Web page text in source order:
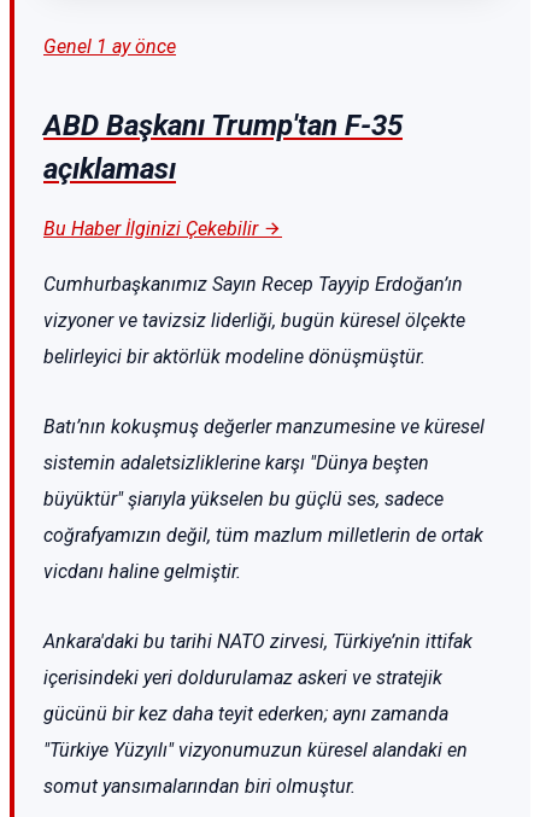
Genel 1 ay önce
ABD Başkanı Trump'tan F-35
açıklaması
Bu Haber İlginizi Çekebilir
Cumhurbaşkanımız Sayın Recep Tayyip Erdoğan’ın
vizyoner ve tavizsiz liderliği, bugün küresel ölçekte
belirleyici bir aktörlük modeline dönüşmüştür.
Batı’nın kokuşmuş değerler manzumesine ve küresel
sistemin adaletsizliklerine karşı "Dünya beşten
büyüktür" şiarıyla yükselen bu güçlü ses, sadece
coğrafyamızın değil, tüm mazlum milletlerin de ortak
vicdanı haline gelmiştir.
Ankara'daki bu tarihi NATO zirvesi, Türkiye’nin ittifak
içerisindeki yeri doldurulamaz askeri ve stratejik
gücünü bir kez daha teyit ederken; aynı zamanda
"Türkiye Yüzyılı" vizyonumuzun küresel alandaki en
somut yansımalarından biri olmuştur.